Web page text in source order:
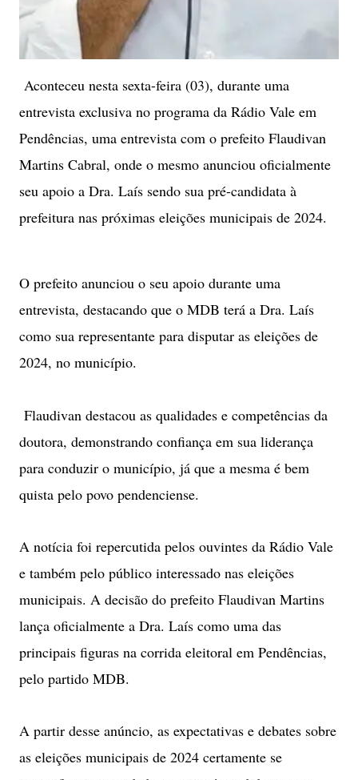
Aconteceu nesta sexta-feira (03), durante uma
entrevista exclusiva no programa da Rádio Vale em
Pendências, uma entrevista com o prefeito Flaudivan
Martins Cabral, onde o mesmo anunciou oficialmente
seu apoio a Dra. Laís sendo sua pré-candidata à
prefeitura nas próximas eleições municipais de 2024.
O prefeito anunciou o seu apoio durante uma
entrevista, destacando que o MDB terá a Dra. Laís
como sua representante para disputar as eleições de
2024, no município.
Flaudivan destacou as qualidades e competências da
doutora, demonstrando confiança em sua liderança
para conduzir o município, já que a mesma é bem
quista pelo povo pendenciense.
A notícia foi repercutida pelos ouvintes da Rádio Vale
e também pelo público interessado nas eleições
municipais. A decisão do prefeito Flaudivan Martins
lança oficialmente a Dra. Laís como uma das
principais figuras na corrida eleitoral em Pendências,
pelo partido MDB.
A partir desse anúncio, as expectativas e debates sobre
as eleições municipais de 2024 certamente se